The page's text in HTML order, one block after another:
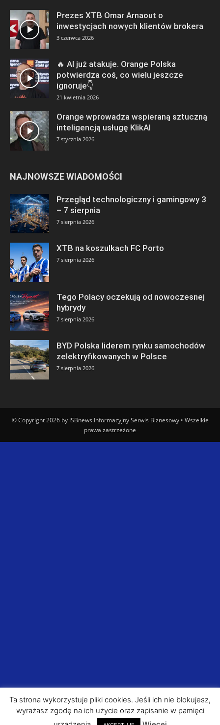
Prezes XTB Omar Arnaout o
inwestycjach nowych klientów brokera
3 czerwca 2026
🔥 AI już atakuje. Orange Polska
potwierdza coś, co wielu jeszcze
ignoruje👇
21 kwietnia 2026
Orange wprowadza wspieraną sztuczną
inteligencją usługę KlikAI
7 stycznia 2026
NAJNOWSZE WIADOMOŚCI
Przegląd technologiczny i gamingowy 3
– 7 sierpnia
7 sierpnia 2026
XTB na koszulkach FC Porto
7 sierpnia 2026
Tego Polacy oczekują od nowoczesnej
hybrydy
7 sierpnia 2026
BYD Polska liderem rynku samochodów
zelektryfikowanych w Polsce
7 sierpnia 2026
© Copyright 2026 by ISBnews Informacyjny Serwis Biznesowy • Wszelkie
prawa zastrzeżone
Ta strona wykorzystuje pliki cookies. Jeśli ich nie blokujesz,
wyrażasz zgodę na ich użycie oraz zapisanie w pamięci